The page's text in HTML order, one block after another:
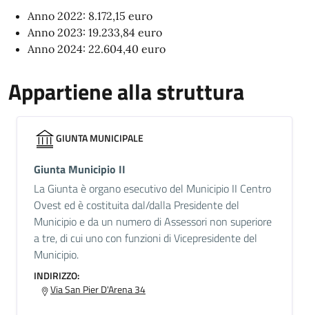
Anno 2022: 8.172,15 euro
Anno 2023: 19.233,84 euro
Anno 2024: 22.604,40 euro
Appartiene alla struttura
GIUNTA MUNICIPALE
Giunta Municipio II
La Giunta è organo esecutivo del Municipio II Centro
Ovest ed è costituita dal/dalla Presidente del
Municipio e da un numero di Assessori non superiore
a tre, di cui uno con funzioni di Vicepresidente del
Municipio.
INDIRIZZO:
Via San Pier D'Arena 34